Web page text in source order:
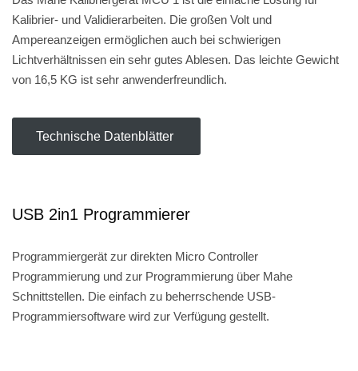
Kalibrier- und Validierarbeiten. Die großen Volt und
Ampereanzeigen ermöglichen auch bei schwierigen
Lichtverhältnissen ein sehr gutes Ablesen. Das leichte Gewicht
von 16,5 KG ist sehr anwenderfreundlich.
Technische Datenblätter
USB 2in1 Programmierer
Programmiergerät zur direkten Micro Controller
Programmierung und zur Programmierung über Mahe
Schnittstellen. Die einfach zu beherrschende USB-
Programmiersoftware wird zur Verfügung gestellt.